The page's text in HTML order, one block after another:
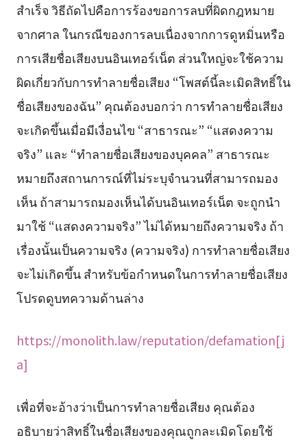
สำเร็จ วิธีถัดไปคือการร้องขอการลบที่ผิดกฎหมาย
จากศาล ในกรณีของการลบเนื่องจากการดูหมิ่นหรือ
การเสียชื่อเสียงบนอินเทอร์เน็ต ส่วนใหญ่จะใช้ความ
ผิดเกี่ยวกับการทำลายชื่อเสียง “โพสต์นี้ละเมิดสิทธิ์ใน
ชื่อเสียงของฉัน” คุณต้องบอกว่า การทำลายชื่อเสียง
จะเกิดขึ้นเมื่อมีเงื่อนไข “สาธารณะ” “แสดงความ
จริง” และ “ทำลายชื่อเสียงของบุคคล” สาธารณะ
หมายถึงสถานการณ์ที่ไม่ระบุจำนวนที่สามารถมอง
เห็น ถ้าสามารถมองเห็นได้บนอินเทอร์เน็ต จะถูกนำ
มาใช้ “แสดงความจริง” ไม่ได้หมายถึงความจริง ถ้า
เรื่องนั้นเป็นความจริง (ความจริง) การทำลายชื่อเสียง
จะไม่เกิดขึ้น สำหรับข้อกำหนดในการทำลายชื่อเสียง
โปรดดูบทความด้านล่าง
https://monolith.law/reputation/defamation[j
a]
เพื่อที่จะอ้างว่าเป็นการทำลายชื่อเสียง คุณต้อง
อธิบายว่าสิทธิ์ในชื่อเสียงของคุณถูกละเมิดโดยใช้